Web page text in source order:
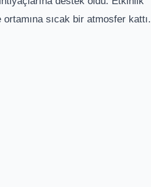
sıcak bir atmosfer kattı.